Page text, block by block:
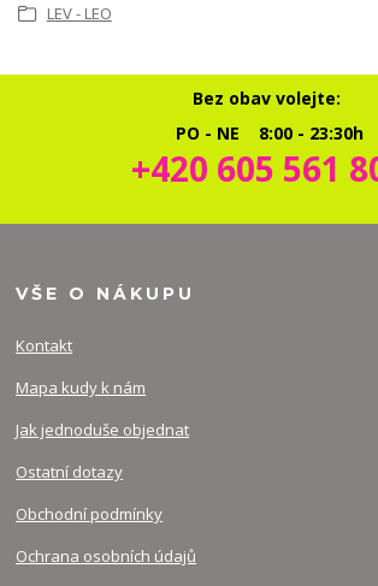
LEV - LEO
Bez obav volejte:
PO - NE 8:00 - 23:30h
+420 605 561
VŠE O NÁKUPU
Kontakt
Mapa kudy k nám
Jak jednoduše objednat
Ostatní dotazy
Obchodní podmínky
Ochrana osobních údajů